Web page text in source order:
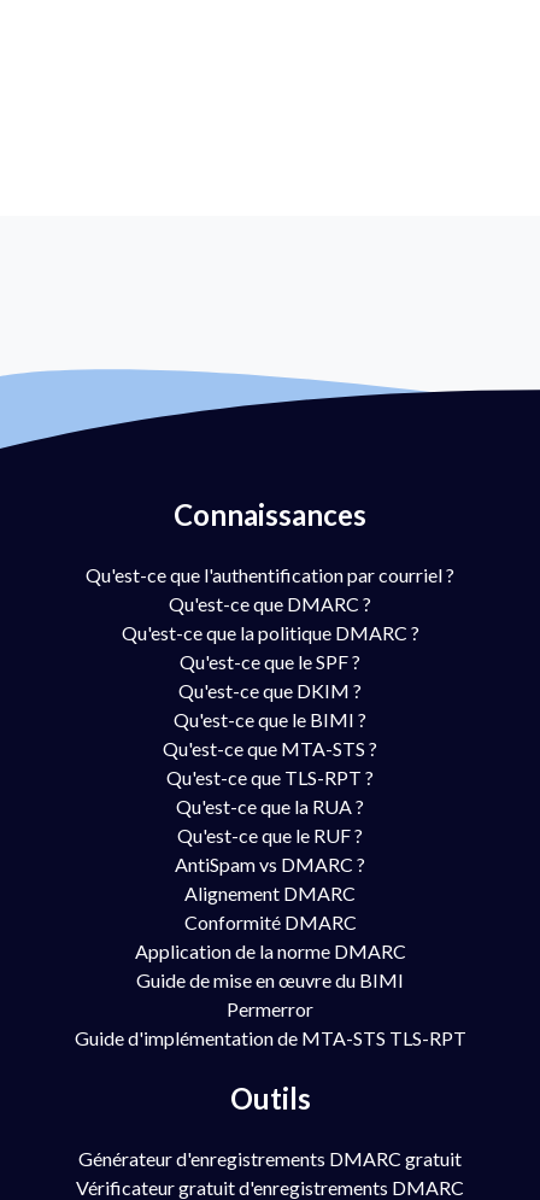
Connaissances
Qu'est-ce que l'authentification par courriel ?
Qu'est-ce que DMARC ?
Qu'est-ce que la politique DMARC ?
Qu'est-ce que le SPF ?
Qu'est-ce que DKIM ?
Qu'est-ce que le BIMI ?
Qu'est-ce que MTA-STS ?
Qu'est-ce que TLS-RPT ?
Qu'est-ce que la RUA ?
Qu'est-ce que le RUF ?
AntiSpam vs DMARC ?
Alignement DMARC
Conformité DMARC
Application de la norme DMARC
Guide de mise en œuvre du BIMI
Permerror
Guide d'implémentation de MTA-STS TLS-RPT
Outils
Générateur d'enregistrements DMARC gratuit
Vérificateur gratuit d'enregistrements DMARC